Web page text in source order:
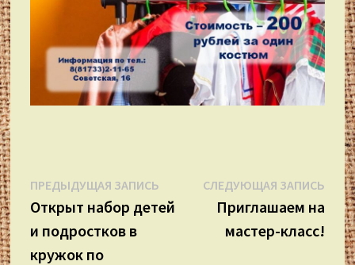
Навигация
по
записям
ПРЕДЫДУЩАЯ ЗАПИСЬ Предыдущая
запись:
Открыт набор детей
и подростков в
кружок по
СЛЕДУЮЩАЯ ЗАПИСЬ
Приглашаем на
мастер-класс!